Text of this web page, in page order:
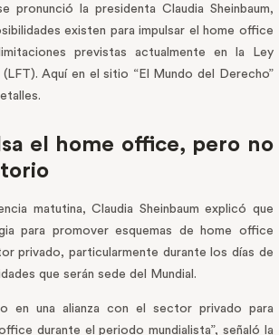
pronunció la presidenta Claudia Sheinbaum,
existen para impulsar el home office
previstas actualmente en la Ley
(LFT). Aquí en el sitio “El Mundo del Derecho”
el home office, pero no
matutina, Claudia Sheinbaum explicó que
para promover esquemas de home office
privado, particularmente durante los días de
que serán sede del Mundial.
en una alianza con el sector privado para
durante el periodo mundialista”, señaló la